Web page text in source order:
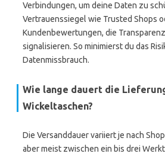
Verbindungen, um deine Daten zu
Vertrauenssiegel wie Trusted Shops
Kundenbewertungen, die
signalisieren. So minimierst du das
Datenmissbrauch.
Wie lange dauert die
Wickeltaschen?
Die Versanddauer variiert je nach
aber meist zwischen ein bis drei